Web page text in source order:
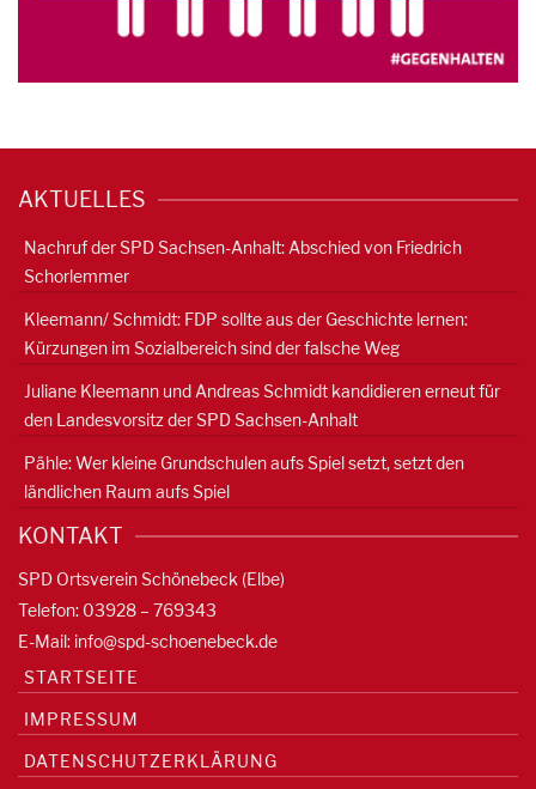
AKTUELLES
Nachruf der SPD Sachsen-Anhalt: Abschied von Friedrich
Schorlemmer
Kleemann/ Schmidt: FDP sollte aus der Geschichte lernen:
Kürzungen im Sozialbereich sind der falsche Weg
Juliane Kleemann und Andreas Schmidt kandidieren erneut für
den Landesvorsitz der SPD Sachsen-Anhalt
Pähle: Wer kleine Grundschulen aufs Spiel setzt, setzt den
ländlichen Raum aufs Spiel
KONTAKT
SPD Ortsverein Schönebeck (Elbe)
Telefon: 03928 – 769343
E-Mail: info@spd-schoenebeck.de
STARTSEITE
IMPRESSUM
DATENSCHUTZERKLÄRUNG